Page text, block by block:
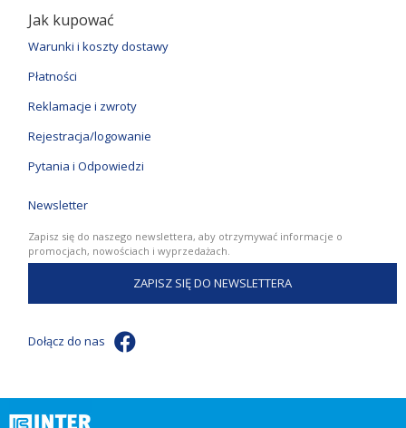
Jak kupować
Warunki i koszty dostawy
Płatności
Reklamacje i zwroty
Rejestracja/logowanie
Pytania i Odpowiedzi
Newsletter
Zapisz się do naszego newslettera, aby otrzymywać informacje o
promocjach, nowościach i wyprzedażach.
ZAPISZ SIĘ DO NEWSLETTERA
Dołącz do nas